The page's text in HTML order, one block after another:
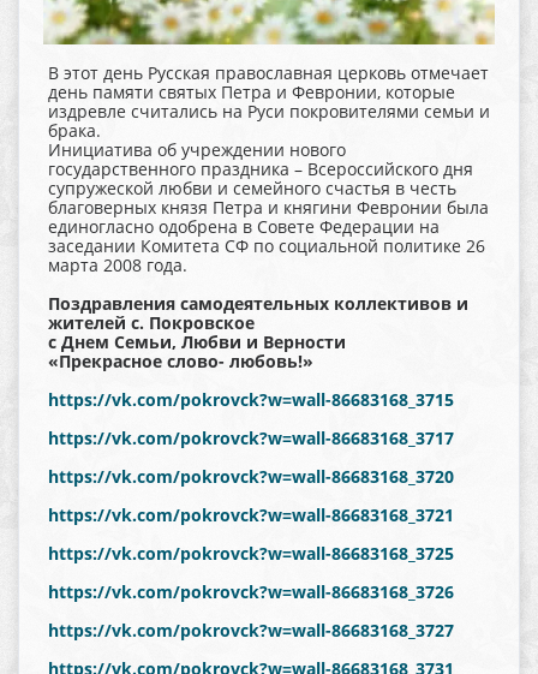
В этот день Русская православная церковь отмечает
день памяти святых Петра и Февронии, которые
издревле считались на Руси покровителями семьи и
брака.
Инициатива об учреждении нового
государственного праздника – Всероссийского дня
супружеской любви и семейного счастья в честь
благоверных князя Петра и княгини Февронии была
единогласно одобрена в Совете Федерации на
заседании Комитета СФ по социальной политике 26
марта 2008 года.
Поздравления самодеятельных коллективов и
жителей с. Покровское
с Днем Семьи, Любви и Верности
«Прекрасное слово- любовь!»
https://vk.com/pokrovck?w=wall-86683168_3715
https://vk.com/pokrovck?w=wall-86683168_3717
https://vk.com/pokrovck?w=wall-86683168_3720
https://vk.com/pokrovck?w=wall-86683168_3721
https://vk.com/pokrovck?w=wall-86683168_3725
https://vk.com/pokrovck?w=wall-86683168_3726
https://vk.com/pokrovck?w=wall-86683168_3727
https://vk.com/pokrovck?w=wall-86683168_3731